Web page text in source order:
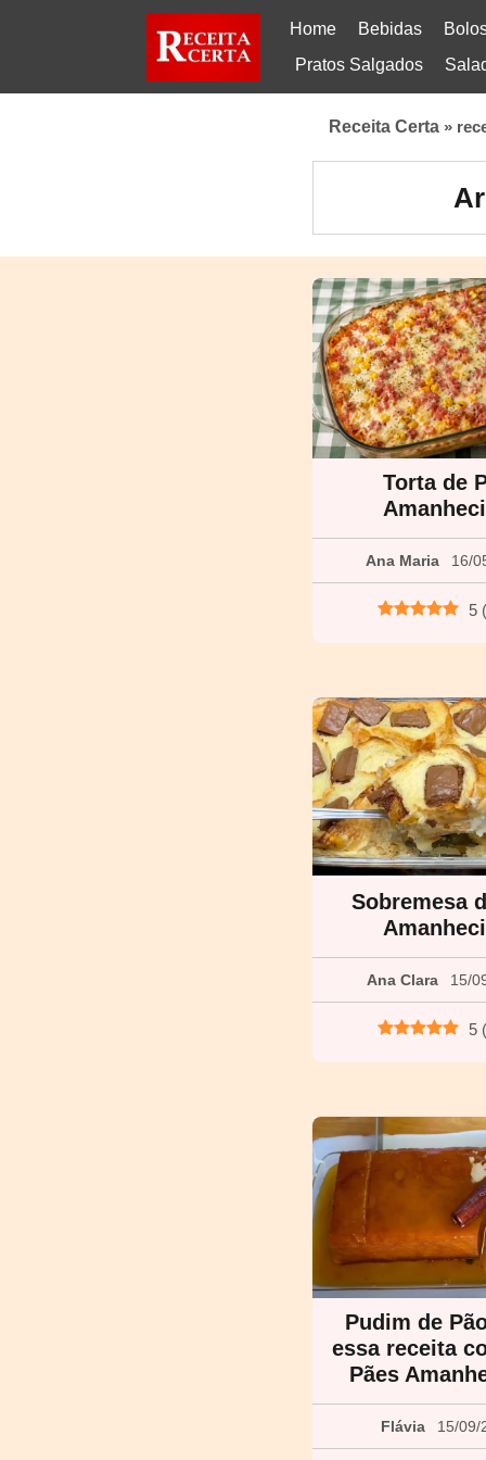
Home Bebidas
Pratos Salgados
Receita Certa »
Torta de
Ana Maria 16/
5 (
Sobremesa
Ana Clara 15/
5 (
Pudim de
essa receita
Pães
Flávia 15/09/